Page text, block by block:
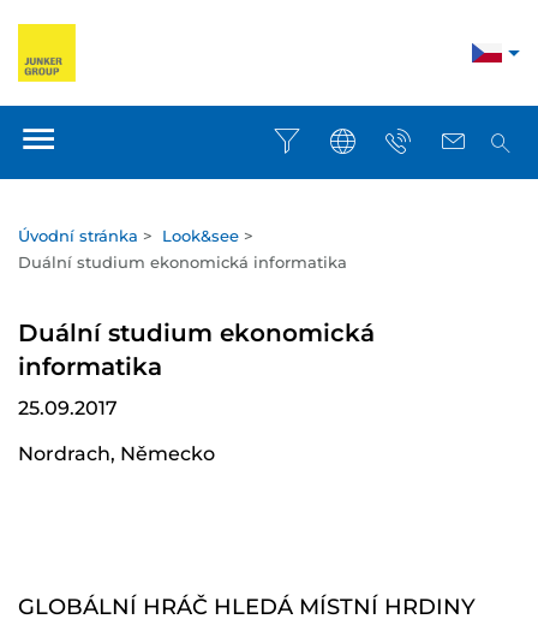
Úvodní stránka > Look&see >
Duální studium ekonomická informatika
Duální studium ekonomická
informatika
25.09.2017
Nordrach, Německo
GLOBÁLNÍ HRÁČ HLEDÁ MÍSTNÍ HRDINY